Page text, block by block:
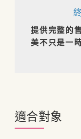
提供完整的
美不只是一
適合對象